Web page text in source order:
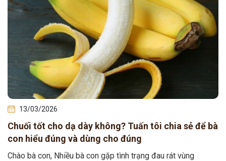
13/03/2026
Chuối tốt cho dạ dày không? Tuấn tôi chia sẻ để bà
con hiểu đúng và dùng cho đúng
Chào bà con, Nhiều bà con gặp tình trạng đau rát vùng